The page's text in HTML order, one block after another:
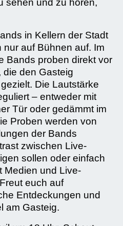
sehen und zu hören,
in Kellern der Stadt
auf Bühnen auf. Im
Bands proben direkt vor
den Gasteig
Die Lautstärke
– entweder mit
Tür oder gedämmt im
Proben werden von
der Bands
zwischen Live-
sollen oder einfach
Medien und Live-
euch auf
Entdeckungen und
am Gasteig.